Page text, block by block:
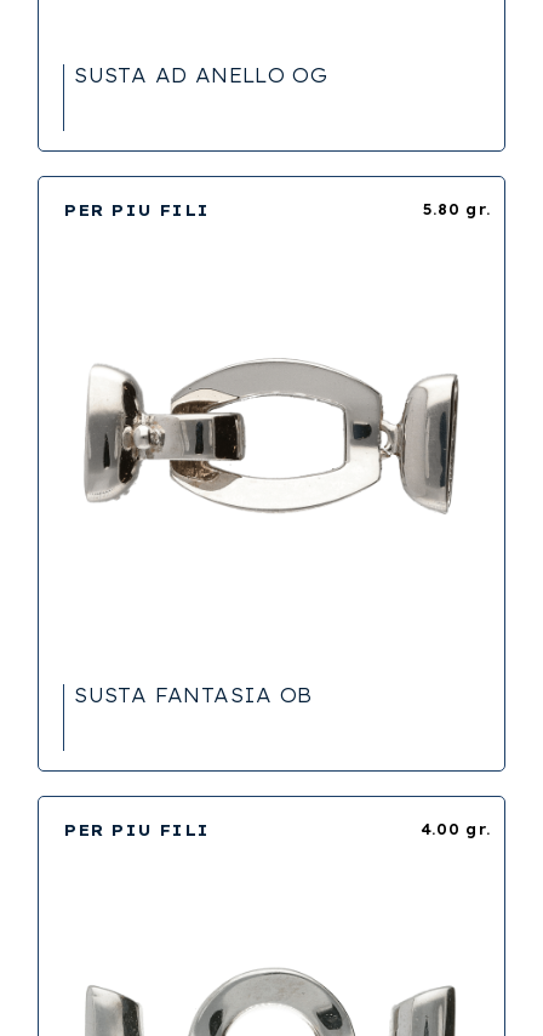
SUSTA AD ANELLO OG
5.80 gr.
PER PIU FILI
SUSTA FANTASIA OB
4.00 gr.
PER PIU FILI